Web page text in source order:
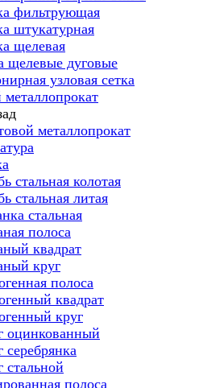
фильтрующая
штукатурная
щелевая
щелевые дуговые
узловая сетка
металлопрокат
стальная колотая
стальная литая
стальная
полоса
квадрат
круг
полоса
квадрат
круг
оцинкованный
серебрянка
стальной
полоса